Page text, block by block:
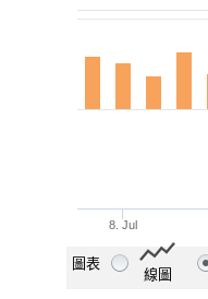
圖表
線圖